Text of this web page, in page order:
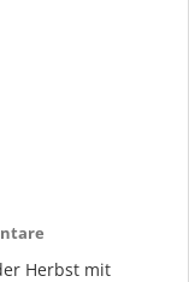
Herbst mit